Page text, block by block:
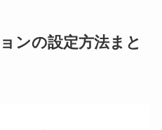
ンの設定方法まと